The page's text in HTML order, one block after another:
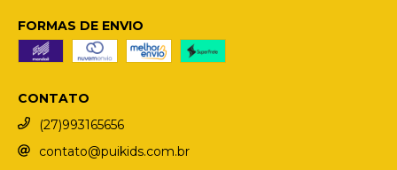
FORMAS DE ENVIO
CONTATO
(27)993165656
contato@puikids.com.br